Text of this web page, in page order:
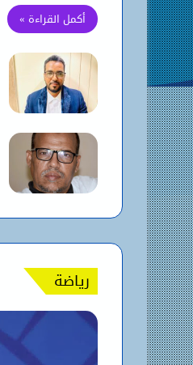
أكمل القراءة »
رياضة